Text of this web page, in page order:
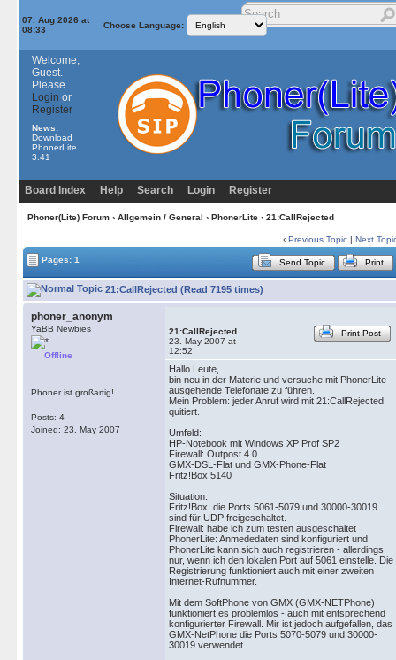
07. Aug 2026 at
08:33
Choose Language:
Welcome,
Guest.
Please
Login or
Register
News:
Download
PhonerLite
3.41
Board Index Help Search Login Register
Phoner(Lite) Forum› Allgemein / General › PhonerLite› 21:CallRejected
‹ Previous Topic | Next
Pages: 1 Send Topic Print
21:CallRejected (Read 7195 times)
phoner_anonym
YaBB Newbies
Offline
Phoner ist großartig!
Posts: 4
Joined: 23. May 2007
21:CallRejected
23. May 2007 at
12:52
Print Post
Hallo Leute,
bin neu in der Materie und versuche mit PhonerLite
ausgehende Telefonate zu führen.
Mein Problem: jeder Anruf wird mit 21:CallRejected
quitiert.
Umfeld:
HP-Notebook mit Windows XP Prof SP2
Firewall: Outpost 4.0
GMX-DSL-Flat und GMX-Phone-Flat
Fritz!Box 5140
Situation:
Fritz!Box: die Ports 5061-5079 und 30000-30019
sind für UDP freigeschaltet.
Firewall: habe ich zum testen ausgeschaltet
PhonerLite: Anmededaten sind konfiguriert und
PhonerLite kann sich auch registrieren - allerdings
nur, wenn ich den lokalen Port auf 5061 einstelle. Die
Registrierung funktioniert auch mit einer zweiten
Internet-Rufnummer.
Mit dem SoftPhone von GMX (GMX-NETPhone)
funktioniert es problemlos - auch mit entsprechend
konfigurierter Firewall. Mir ist jedoch aufgefallen, das
GMX-NetPhone die Ports 5070-5079 und 30000-
30019 verwendet.